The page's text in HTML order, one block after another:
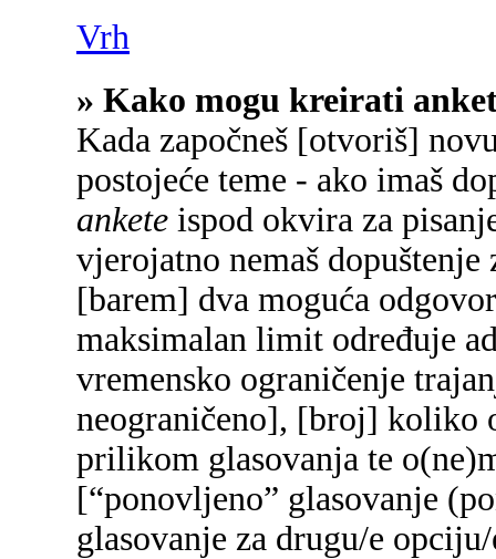
Vrh
» Kako mogu kreirati
Kada započneš [otvoriš]
postojeće teme - ako imaš
ankete ispod okvira za
vjerojatno nemaš
[barem] dva moguća
maksimalan limit određuje
vremensko ograničenje
neograničeno], [broj] koliko
prilikom glasovanja te
[“ponovljeno” glasovanje
glasovanje za drugu/e